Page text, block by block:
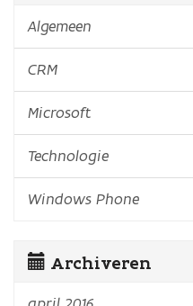
Algemeen
CRM
Microsoft
Technologie
Windows Phone
Archiveren